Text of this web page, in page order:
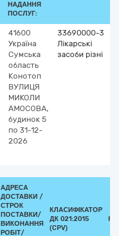
НАДАННЯ
ПОСЛУГ:
41600
Україна
Сумська
область
Конотоп
ВУЛИЦЯ
МИКОЛИ
АМОСОВА,
будинок 5
по 31-12-
2026
33690000-3
Лікарські
засоби різні
АДРЕСА
ДОСТАВКИ /
СТРОК
ПОСТАВКИ/
ВИКОНАННЯ
РОБІТ/
КЛАСИФІКАТОР
ДК 021:2015
(CPV)